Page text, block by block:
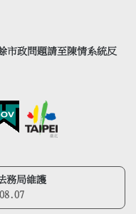
市政問題請至陳情系統反
務局維護